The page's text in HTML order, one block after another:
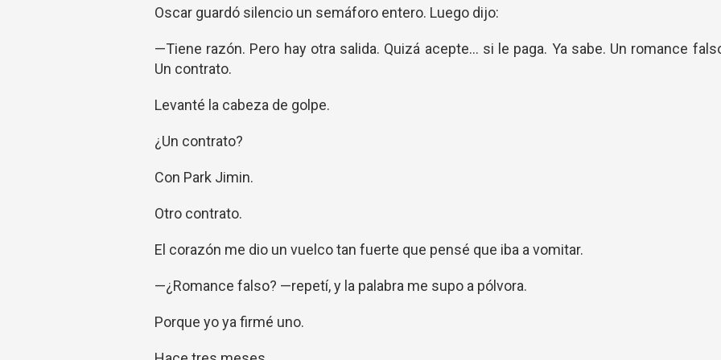
Oscar guardó silencio un semáforo entero. Luego dijo:
—Tiene razón. Pero hay otra salida. Quizá acepte… si le paga. Ya sabe. Un romance
Un contrato.
Levanté la cabeza de golpe.
¿Un contrato?
Con Park Jimin.
Otro contrato.
El corazón me dio un vuelco tan fuerte que pensé que iba a vomitar.
—¿Romance falso? —repetí, y la palabra me supo a pólvora.
Porque yo ya firmé uno.